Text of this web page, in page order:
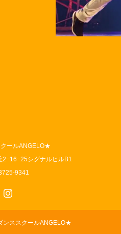
ールANGELO★
2−16−25シグナルヒルB1
9341
ンススクールANGELO★